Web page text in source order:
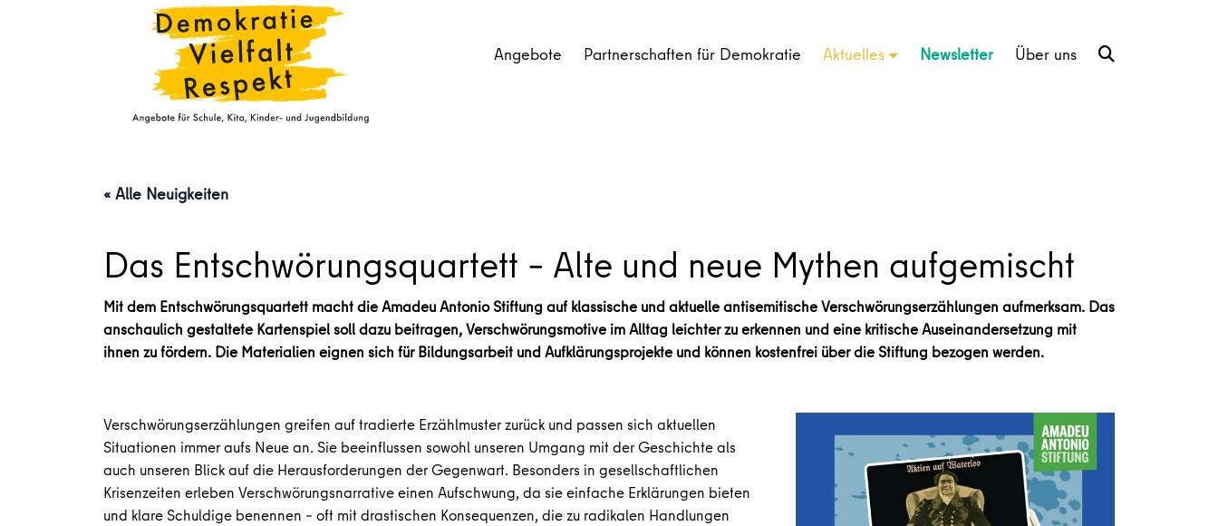
Angebote Partnerschaften für Demokratie Aktuelles Newsletter Über uns
« Alle Neuigkeiten
Das Entschwörungsquartett – Alte und neue Mythen aufgemischt
Mit dem Entschwörungsquartett macht die Amadeu Antonio Stiftung auf klassische und aktuelle antisemitische Verschwörungserzählungen aufmerksam. Das
anschaulich gestaltete Kartenspiel soll dazu beitragen, Verschwörungsmotive im Alltag leichter zu erkennen und eine kritische Auseinandersetzung mit
ihnen zu fördern. Die Materialien eignen sich für Bildungsarbeit und Aufklärungsprojekte und können kostenfrei über die Stiftung bezogen werden.
Verschwörungserzählungen greifen auf tradierte Erzählmuster zurück und passen sich aktuellen
Situationen immer aufs Neue an. Sie beeinflussen sowohl unseren Umgang mit der Geschichte als
auch unseren Blick auf die Herausforderungen der Gegenwart. Besonders in gesellschaftlichen
Krisenzeiten erleben Verschwörungsnarrative einen Aufschwung, da sie einfache Erklärungen bieten
und klare Schuldige benennen – oft mit drastischen Konsequenzen, die zu radikalen Handlungen